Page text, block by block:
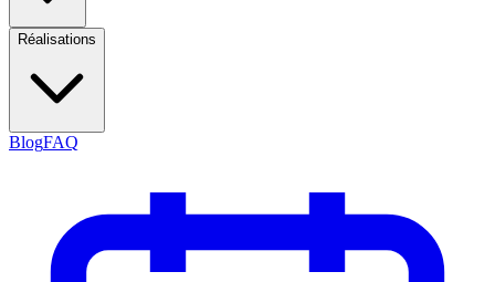
Réalisations
BlogFAQ